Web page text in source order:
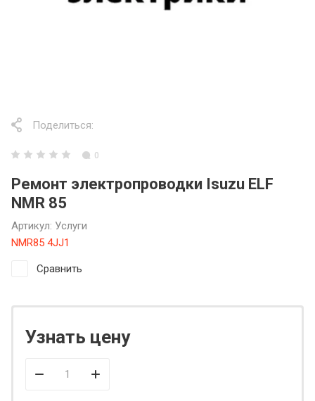
Поделиться:
0
Ремонт электропроводки Isuzu ELF
NMR 85
Артикул: Услуги
NMR85 4JJ1
Сравнить
Узнать цену